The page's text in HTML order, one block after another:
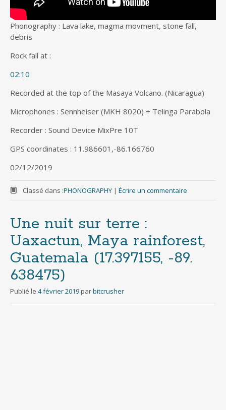
Phonography : Lava lake, magma movment, stone fall,
debris
Rock fall at :
02:10
Recorded at the top of the Masaya Volcano. (Nicaragua)
Microphones : Sennheiser (MKH 8020) + Telinga Parabola
Recorder : Sound Device MixPre 10T
GPS coordinates : 11.986601,-86.166760
02/12/2019
Classé dans :PHONOGRAPHY | Écrire un commentaire
Une nuit sur terre :
Uaxactun, Maya rainforest,
Guatemala (17​.​397155, -89​.​
638475)
Publié le 4 février 2019 parbitcrusher